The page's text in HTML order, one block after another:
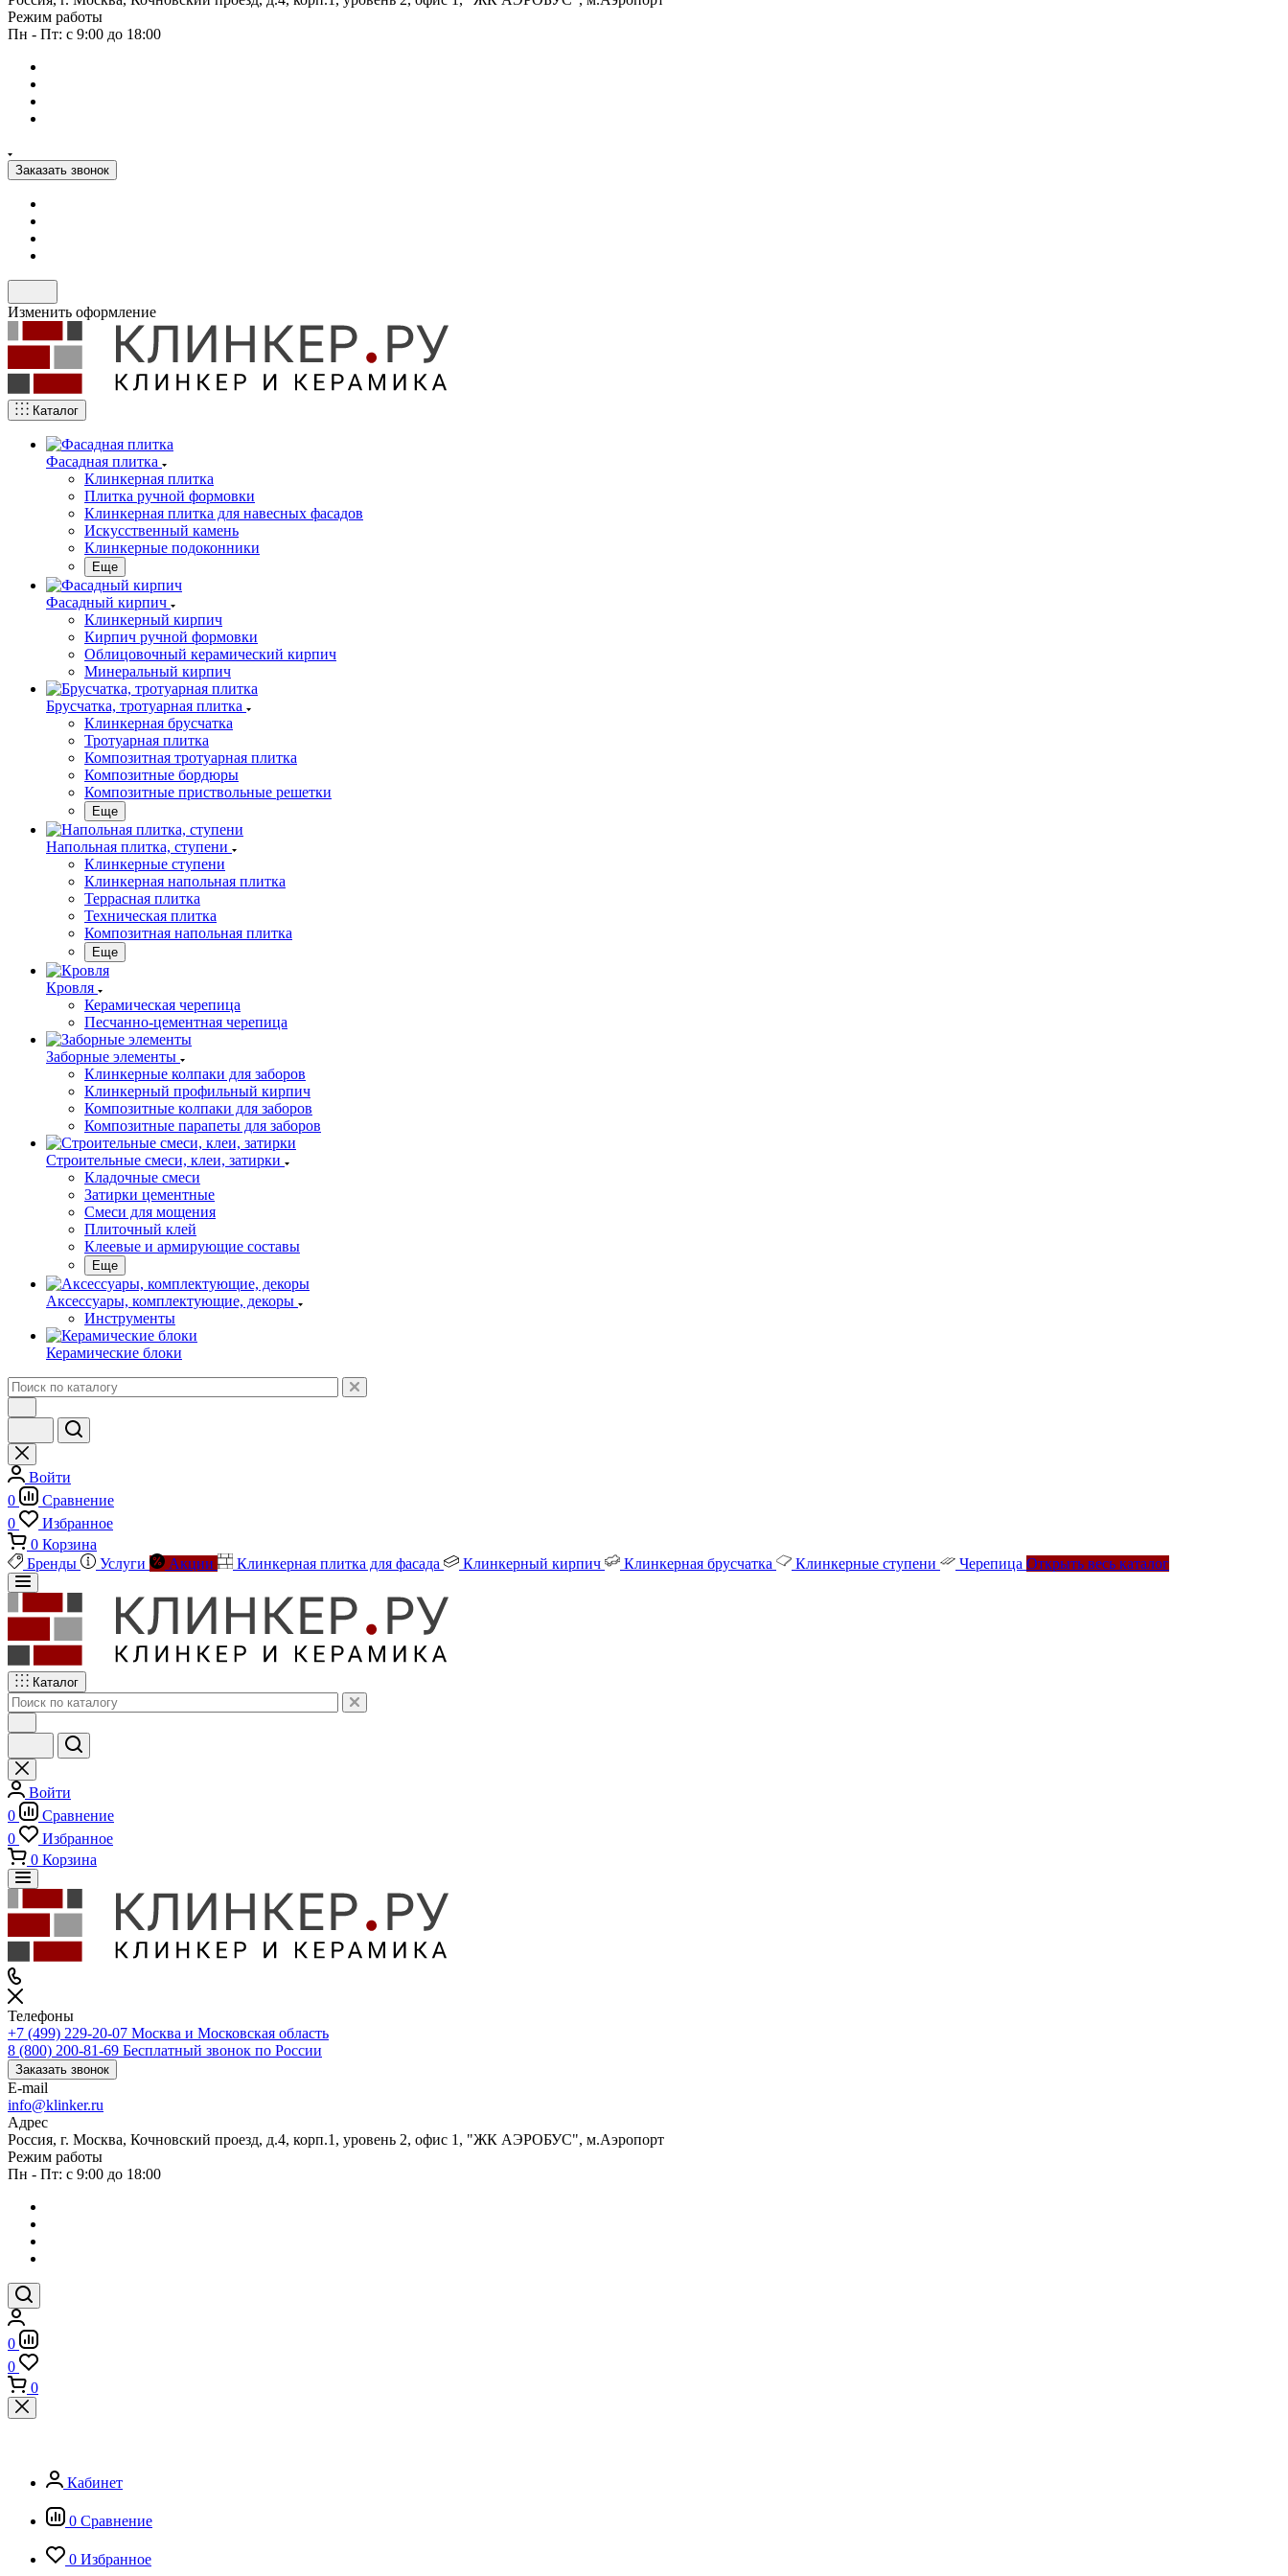
Режим работы
Пн - Пт: с 9:00 до 18:00
Заказать звонок
Изменить оформление
Каталог
Фасадная плитка
Клинкерная плитка
Плитка ручной формовки
Клинкерная плитка для навесных фасадов
Искусственный камень
Клинкерные подоконники
Еще
Фасадный кирпич
Клинкерный кирпич
Кирпич ручной формовки
Облицовочный керамический кирпич
Минеральный кирпич
Брусчатка, тротуарная плитка
Клинкерная брусчатка
Тротуарная плитка
Композитная тротуарная плитка
Композитные бордюры
Композитные приствольные решетки
Еще
Напольная плитка, ступени
Клинкерные ступени
Клинкерная напольная плитка
Террасная плитка
Техническая плитка
Композитная напольная плитка
Еще
Кровля
Керамическая черепица
Песчанно-цементная черепица
Заборные элементы
Клинкерные колпаки для заборов
Клинкерный профильный кирпич
Композитные колпаки для заборов
Композитные парапеты для заборов
Строительные смеси, клеи, затирки
Кладочные смеси
Затирки цементные
Смеси для мощения
Плиточный клей
Клеевые и армирующие составы
Еще
Аксессуары, комплектующие, декоры
Инструменты
Керамические блоки
Войти
0
Сравнение
0
Избранное
0 Корзина
Бренды
Услуги Акции Клинкерная плитка для фасада Клинкерный кирпич Клинкерная брусчатка Клинкерные ступени Черепица Открыть весь каталог
Каталог
Войти
0
Сравнение
0
Избранное
0 Корзина
Телефоны
+7 (499) 229-20-07 Москва и Московская область
8 (800) 200-81-69 Бесплатный звонок по России
Заказать звонок
E-mail
info@klinker.ru
Адрес
Россия, г. Москва, Кочновский проезд, д.4, корп.1, уровень 2, офис 1, "ЖК АЭРОБУС", м.Аэропорт
Режим работы
Пн - Пт: с 9:00 до 18:00
0
0
0
Кабинет
0 Сравнение
0 Избранное